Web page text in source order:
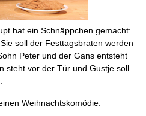
hat ein Schnäppchen gemacht:
soll der Festtagsbraten werden
Peter und der Gans entsteht
steht vor der Tür und Gustje soll
Weihnachtskomödie.